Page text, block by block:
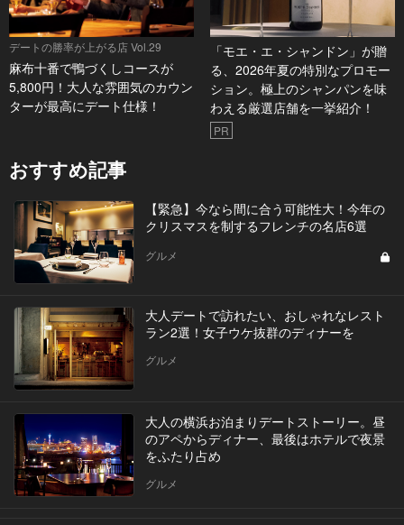
デートの勝率が上がる店 Vol.29
麻布十番で鴨づくしコースが
5,800円！大人な雰囲気のカウン
ターが最高にデート仕様！
「モエ・エ・シャンドン」が贈
る、2026年夏の特別なプロモー
ション。極上のシャンパンを味
わえる厳選店舗を一挙紹介！
PR
おすすめ記事
【緊急】今なら間に合う可能性大！今年の
クリスマスを制するフレンチの名店6選
グルメ
大人デートで訪れたい、おしゃれなレスト
ラン2選！女子ウケ抜群のディナーを
グルメ
大人の横浜お泊まりデートストーリー。昼
のアペからディナー、最後はホテルで夜景
をふたり占め
グルメ